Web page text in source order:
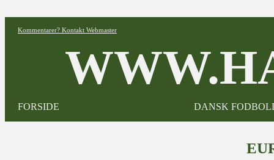
Kommentarer? Kontakt Webmaster
FORSIDE DANSK